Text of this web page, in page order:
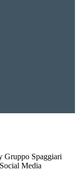
Gruppo Spaggiari
Media